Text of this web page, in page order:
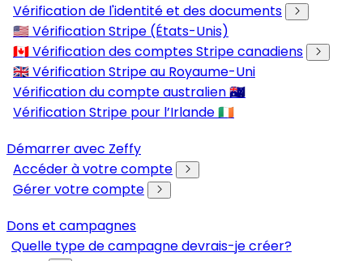
Vérification de l'identité et des documents
🇺🇸 Vérification Stripe (États-Unis)
🇨🇦 Vérification des comptes Stripe canadiens
🇬🇧 Vérification Stripe au Royaume-Uni
Vérification du compte australien 🇦🇺
Vérification Stripe pour l’Irlande 🇮🇪
Démarrer avec Zeffy
Accéder à votre compte
Gérer votre compte
Dons et campagnes
Quelle type de campagne devrais-je créer?